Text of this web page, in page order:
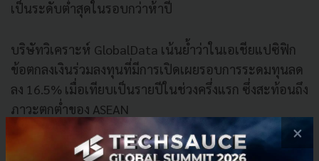
เป็นระดับต่ำสุดในรอบกว่าห้าปี
บริษัทวิเคราะห์ GlobalData เน้นย้ำว่าในเอเชียแปซิฟิก
ข้อตกลงเงินร่วมลงทุนที่มีการเปิดเผยรอบการระดมทุนลด
ลง 16.5% เมื่อเทียบเป็นรายปีในช่วงครึ่งแรก ซึ่งสะท้อนถึง
ภาวะตกต่ำของ ASEAN
"ความท้าทายด้านเศรษฐกิจมหภาคและความตึงเครียด
×